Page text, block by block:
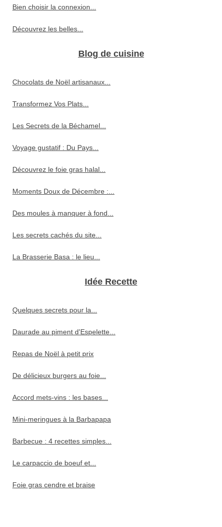
Bien choisir la connexion...
Découvrez les belles...
Blog de cuisine
Chocolats de Noël artisanaux...
Transformez Vos Plats...
Les Secrets de la Béchamel...
Voyage gustatif : Du Pays...
Découvrez le foie gras halal...
Moments Doux de Décembre :...
Des moules à manquer à fond...
Les secrets cachés du site...
La Brasserie Basa : le lieu...
Idée Recette
Quelques secrets pour la...
Daurade au piment d'Espelette...
Repas de Noël à petit prix
De délicieux burgers au foie...
Accord mets-vins : les bases...
Mini-meringues à la Barbapapa
Barbecue : 4 recettes simples...
Le carpaccio de boeuf et...
Foie gras cendre et braise